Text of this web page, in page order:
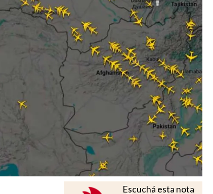
Escuchá esta nota